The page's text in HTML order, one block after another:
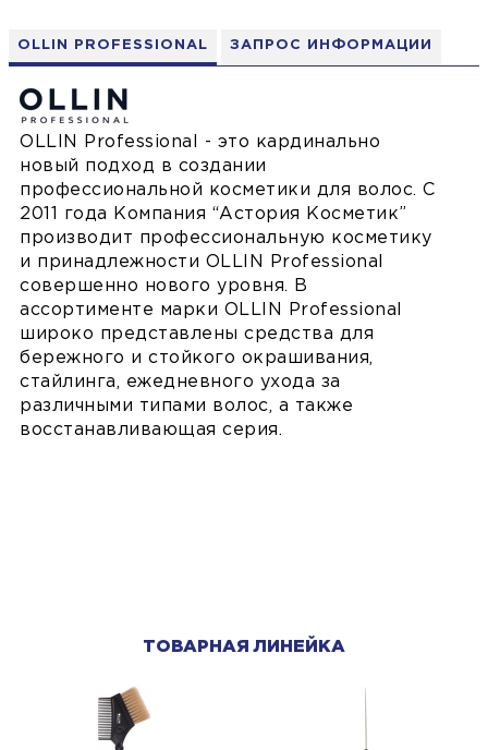
OLLIN PROFESSIONAL ЗАПРОС ИНФОРМАЦИИ
OLLIN Professional - это кардинально
новый подход в создании
профессиональной косметики для волос. С
2011 года Компания “Астория Косметик”
производит профессиональную косметику
и принадлежности OLLIN Professional
совершенно нового уровня. В
ассортименте марки OLLIN Professional
широко представлены средства для
бережного и стойкого окрашивания,
стайлинга, ежедневного ухода за
различными типами волос, а также
восстанавливающая серия.
ТОВАРНАЯ ЛИНЕЙКА